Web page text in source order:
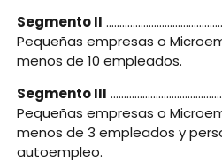
Segmento II
Pequeñas empresas o
menos de 10 empleados.
Segmento III
Pequeñas empresas o
menos de 3 empleados y
autoempleo.